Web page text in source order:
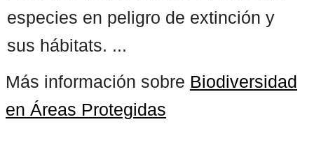
especies en peligro de extinción y
sus hábitats. ...
Más información sobre Biodiversidad
en Áreas Protegidas